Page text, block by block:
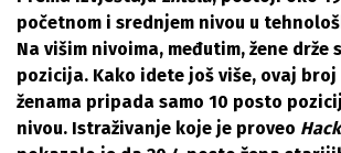
početnom i srednjem nivou u
Na višim nivoima, međutim, žene drže
pozicija. Kako idete još više, ovaj broj
ženama pripada samo 10 posto
nivou. Istraživanje koje je proveo